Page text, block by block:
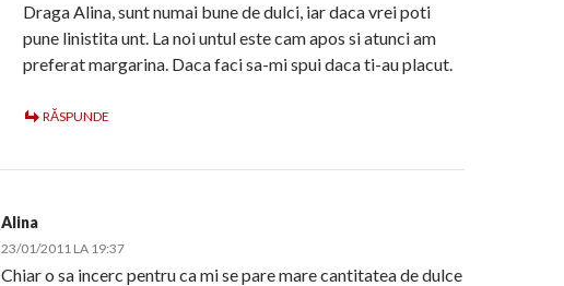
Draga Alina, sunt numai bune de dulci, iar daca vrei poti
pune linistita unt. La noi untul este cam apos si atunci am
preferat margarina. Daca faci sa-mi spui daca ti-au placut.
RĂSPUNDE
Alina
23/01/2011 LA 19:37
Chiar o sa incerc pentru ca mi se pare mare cantitatea de dulce